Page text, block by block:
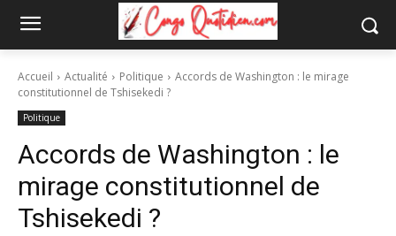
Accueil Actualité Politique
Accords de Washington : le mirage
constitutionnel de Tshisekedi ?
Politique
Accords de Washington : le
mirage constitutionnel de
Tshisekedi ?